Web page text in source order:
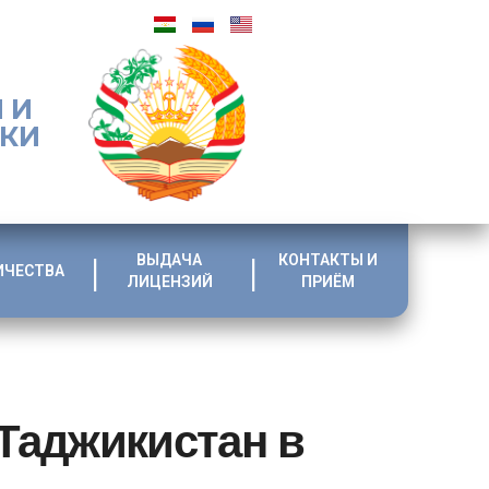
И
ВЫДАЧА
ЛИЦЕНЗИЙ
КОНТАКТЫ И
ПРИЁМ
в